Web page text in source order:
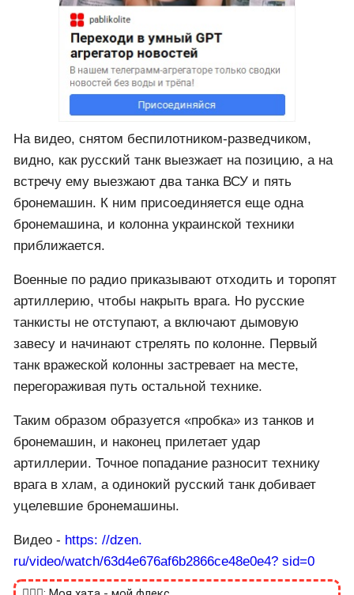
На видео, снятом беспилотником-разведчиком,
видно, как русский танк выезжает на позицию, а на
встречу ему выезжают два танка ВСУ и пять
бронемашин. К ним присоединяется еще одна
бронемашина, и колонна украинской техники
приближается.
Военные по радио приказывают отходить и торопят
артиллерию, чтобы накрыть врага. Но русские
танкисты не отступают, а включают дымовую
завесу и начинают стрелять по колонне. Первый
танк вражеской колонны застревает на месте,
перегораживая путь остальной технике.
Таким образом образуется «пробка» из танков и
бронемашин, и наконец прилетает удар
артиллерии. Точное попадание разносит технику
врага в хлам, а одинокий русский танк добивает
уцелевшие бронемашины.
Видео - https: //dzen.
ru/video/watch/63d4e676af6b2866ce48e0e4? sid=0